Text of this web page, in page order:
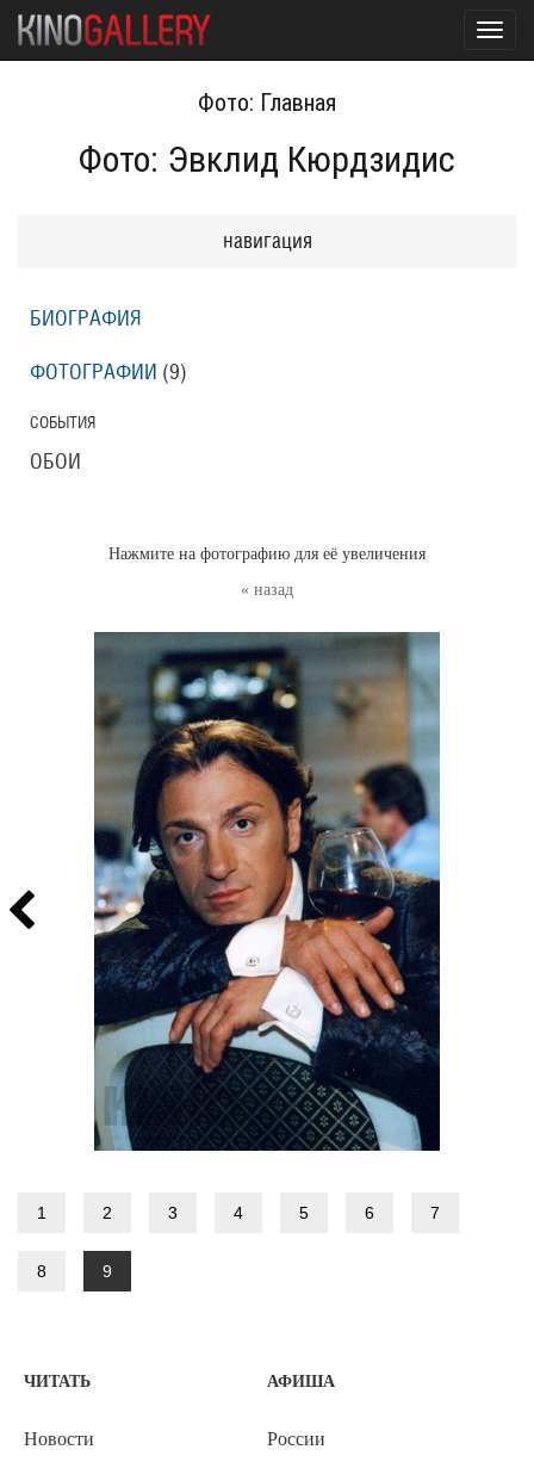
Фото: Главная
Фото: Эвклид Кюрдзидис
« назад
Нажмите на фотографию для её увеличения
1 2 3 4 5 6 7
8 9
навигация
БИОГРАФИЯ
ФОТОГРАФИИ (9)
СОБЫТИЯ
ОБОИ
ЧИТАТЬ
Новости
АФИША
России